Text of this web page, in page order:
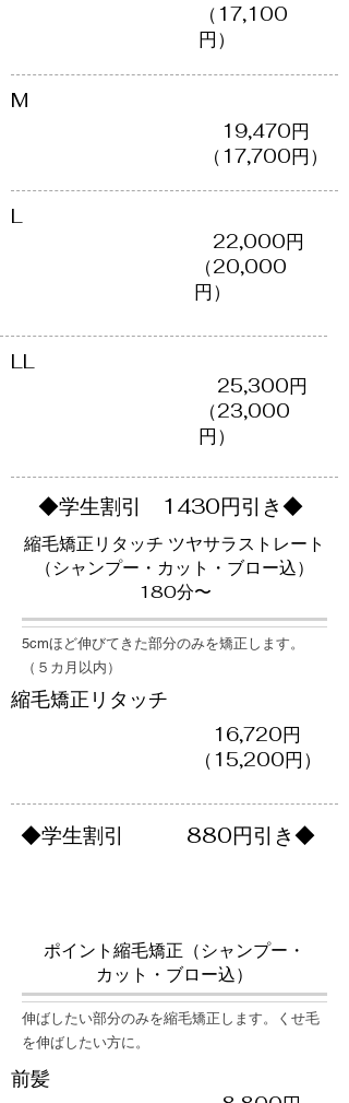
（​17,100
円）
​M
​ 19,470円
（​17,700円）
​L
22,000円
（​20,000
円）
​LL
​ 25,300円
（​23,000
円）
引 1430円引き◆
縮毛矯正リタッチ ツヤサラストレート
（シャンプー・カット・ブロー込）
180分〜
5cmほど伸びてきた部分のみを矯正します。
（５カ月以内）
​縮毛矯正リタッチ
16,720円
（​15,200円）
引 880円引き◆
ポイント縮毛矯正（シャンプー・
カット・ブロー込）
伸ばしたい部分のみを縮毛矯正します。くせ毛
を伸ばしたい方に。
前髪